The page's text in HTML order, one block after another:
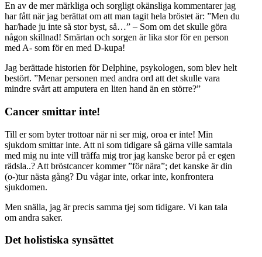
En av de mer märkliga och sorgligt okänsliga kommentarer jag
har fått när jag berättat om att man tagit hela bröstet är: ”Men du
har/hade ju inte så stor byst, så…” – Som om det skulle göra
någon skillnad! Smärtan och sorgen är lika stor för en person
med A- som för en med D-kupa!
Jag berättade historien för Delphine, psykologen, som blev helt
bestört. ”Menar personen med andra ord att det skulle vara
mindre svårt att amputera en liten hand än en större?”
Cancer smittar inte!
Till er som byter trottoar när ni ser mig, oroa er inte! Min
sjukdom smittar inte. Att ni som tidigare så gärna ville samtala
med mig nu inte vill träffa mig tror jag kanske beror på er egen
rädsla..? Att bröstcancer kommer ”för nära”; det kanske är din
(o-)tur nästa gång? Du vågar inte, orkar inte, konfrontera
sjukdomen.
Men snälla, jag är precis samma tjej som tidigare. Vi kan tala
om andra saker.
Det holistiska synsättet